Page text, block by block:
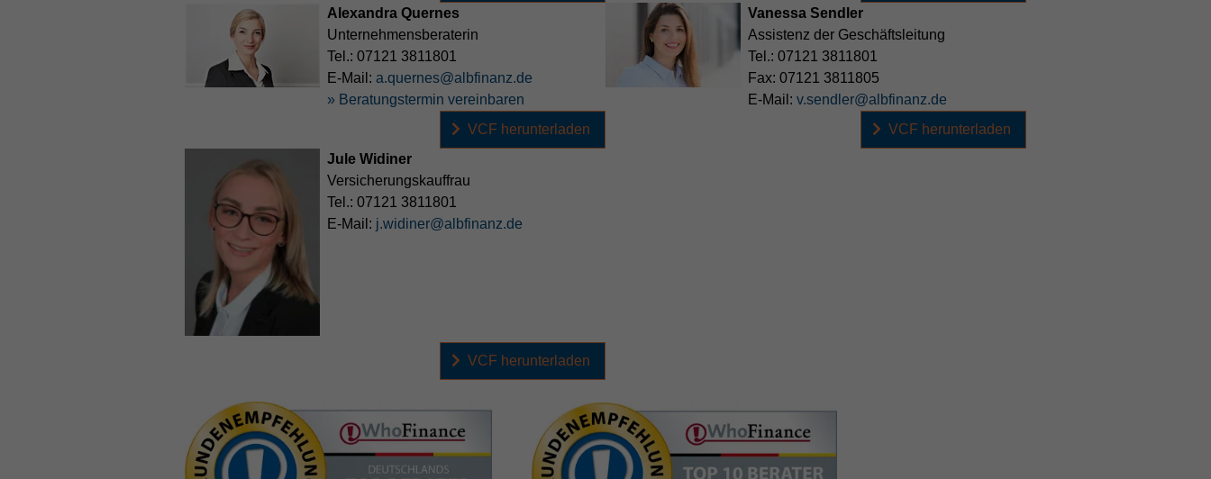
Alexandra Quernes
Unternehmensberaterin
Tel.: 07121 3811801
E-Mail: a.quernes@albfinanz.de
» Beratungstermin vereinbaren
VCF herunterladen
Vanessa Sendler
Assistenz der Geschäftsleitung
Tel.: 07121 3811801
Fax: 07121 3811805
E-Mail: v.sendler@albfinanz.de
VCF herunterladen
Jule Widiner
Versicherungskauffrau
Tel.: 07121 3811801
E-Mail: j.widiner@albfinanz.de
VCF herunterladen